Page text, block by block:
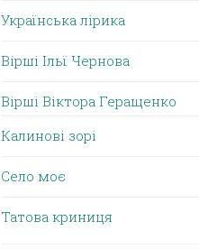
Українська лірика
Вірші Ільї Чернова
Вірші Віктора Геращенко
Калинові зорі
Село моє
Татова криниця